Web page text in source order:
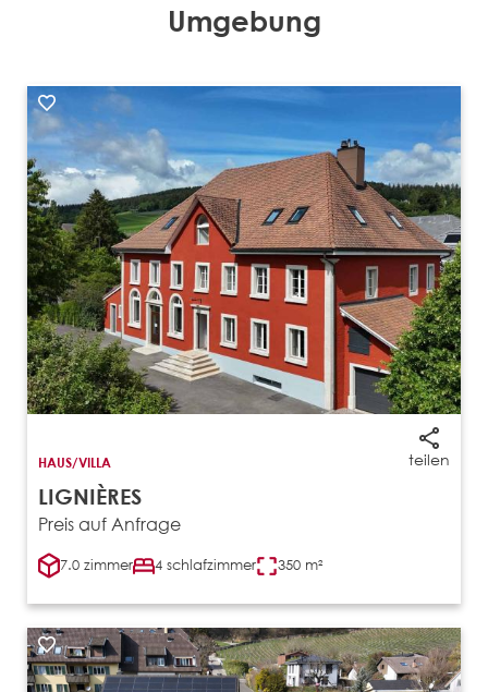
Umgebung
teilen
HAUS/VILLA
LIGNIÈRES
Preis auf Anfrage
7.0 zimmer 4 schlafzimmer 350 m²